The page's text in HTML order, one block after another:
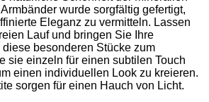
wurde sorgfältig gefertigt,
Eleganz zu vermitteln. Lassen
Lauf und bringen Sie Ihre
besonderen Stücke zum
sie einzeln für einen subtilen Touch
einen individuellen Look zu kreieren.
sorgen für einen Hauch von Licht.